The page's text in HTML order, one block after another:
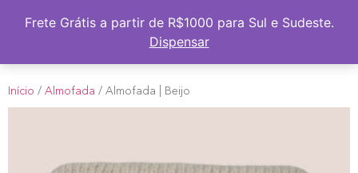
Início / Almofada / Almofada | Beijo
Frete Grátis a partir de R$1000 para Sul e Sudeste.
Dispensar